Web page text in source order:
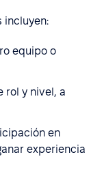
incluyen:
equipo o
rol y nivel, a
en
experiencia